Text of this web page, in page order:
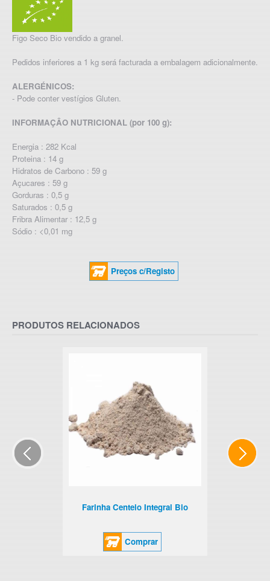
Figo Seco Bio vendido a granel.
Pedidos inferiores a 1 kg será facturada a embalagem adicionalmente.
ALERGÉNICOS:
- Pode conter vestígios Gluten.
INFORMAÇÂO NUTRICIONAL (por 100 g):
Energia : 282 Kcal
Proteina : 14 g
Hidratos de Carbono : 59 g
Açucares : 59 g
Gorduras : 0,5 g
Saturados : 0,5 g
Fribra Alimentar : 12,5 g
Sódio : <0,01 mg
Preços c/Registo
PRODUTOS RELACIONADOS
Farinha Centeio Integral Bio
Comprar